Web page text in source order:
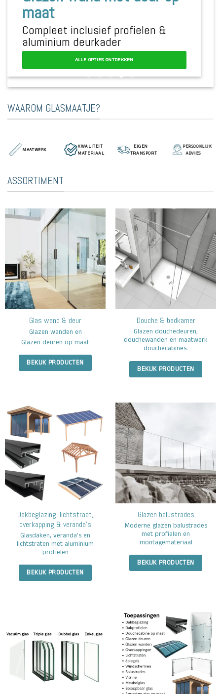
maat
Compleet inclusief profielen &
aluminium deurkader
ALLE OPTIES ONTDEKKEN
WAAROM GLASMAATJE?
MAATWERK
KWALITEIT
MATERIAAL
EIGEN
TRANSPORT
PERSOONLIJK
ADVIES
ASSORTIMENT
Glas wand & deur
Glazen wanden en
Glazen deuren op maat
BEKIJK PRODUCTEN
Douche & badkamer
Glazen douchedeuren,
douchewanden en maatwerk
douchecabines.
BEKIJK PRODUCTEN
Dakbeglazing, lichtstraat,
overkapping & veranda’s
Glasdaken, veranda’s en
lichtstraten met aluminium
profielen
BEKIJK PRODUCTEN
Glazen balustrades
Moderne glazen balustrades
met profielen en
montagemateriaal
BEKIJK PRODUCTEN